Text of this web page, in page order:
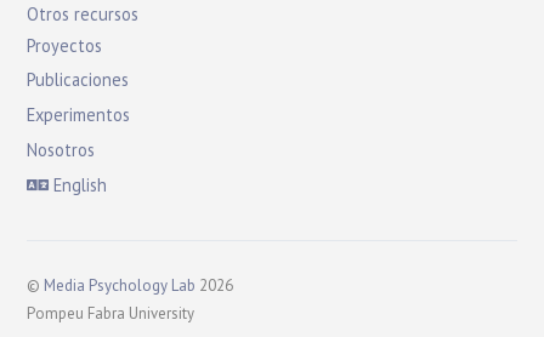
Otros recursos
Proyectos
Publicaciones
Experimentos
Nosotros
English
© Media Psychology Lab 2026
Pompeu Fabra University